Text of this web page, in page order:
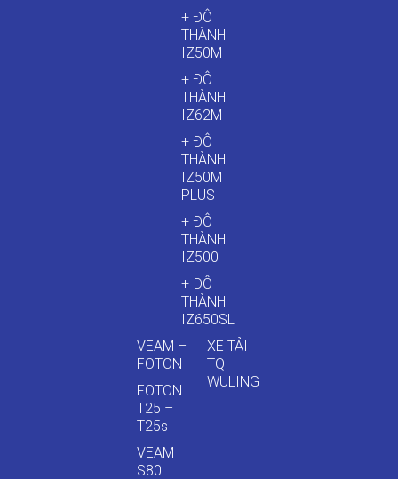
+ ĐÔ
THÀNH
IZ50M
+ ĐÔ
THÀNH
IZ62M
+ ĐÔ
THÀNH
IZ50M
PLUS
+ ĐÔ
THÀNH
IZ500
+ ĐÔ
THÀNH
IZ650SL
VEAM –
FOTON
FOTON
T25 –
T25s
VEAM
S80
XE TẢI
TQ
WULING